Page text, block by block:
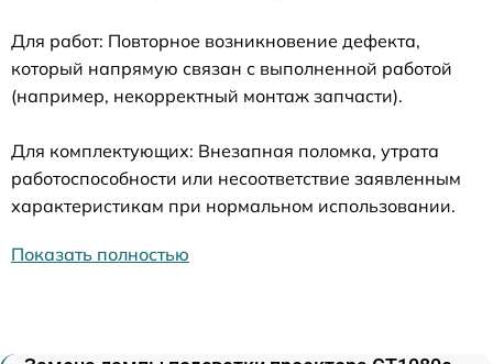
Для работ: Повторное возникновение дефекта,
который напрямую связан с выполненной работой
(например, некорректный монтаж запчасти).
Для комплектующих: Внезапная поломка, утрата
работоспособности или несоответствие заявленным
характеристикам при нормальном использовании.
Показать полностью